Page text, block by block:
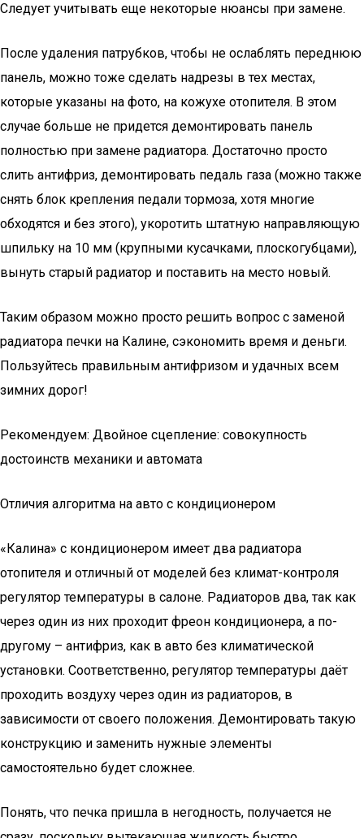
Следует учитывать еще некоторые нюансы при замене.
После удаления патрубков, чтобы не ослаблять переднюю
панель, можно тоже сделать надрезы в тех местах,
которые указаны на фото, на кожухе отопителя. В этом
случае больше не придется демонтировать панель
полностью при замене радиатора. Достаточно просто
слить антифриз, демонтировать педаль газа (можно также
снять блок крепления педали тормоза, хотя многие
обходятся и без этого), укоротить штатную направляющую
шпильку на 10 мм (крупными кусачками, плоскогубцами),
вынуть старый радиатор и поставить на место новый.
Таким образом можно просто решить вопрос с заменой
радиатора печки на Калине, сэкономить время и деньги.
Пользуйтесь правильным антифризом и удачных всем
зимних дорог!
Рекомендуем: Двойное сцепление: совокупность
достоинств механики и автомата
Отличия алгоритма на авто с кондиционером
«Калина» с кондиционером имеет два радиатора
отопителя и отличный от моделей без климат-контроля
регулятор температуры в салоне. Радиаторов два, так как
через один из них проходит фреон кондиционера, а по-
другому – антифриз, как в авто без климатической
установки. Соответственно, регулятор температуры даёт
проходить воздуху через один из радиаторов, в
зависимости от своего положения. Демонтировать такую
конструкцию и заменить нужные элементы
самостоятельно будет сложнее.
Понять, что печка пришла в негодность, получается не